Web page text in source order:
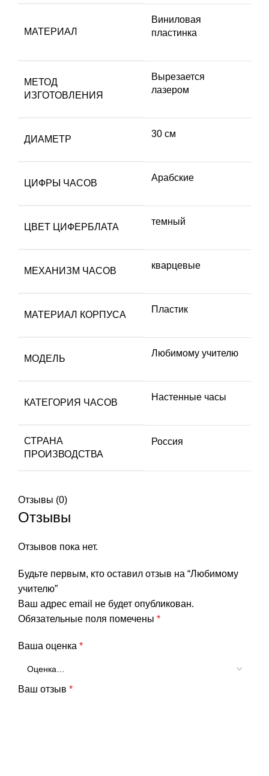
МАТЕРИАЛ
Виниловая
пластинка
МЕТОД
ИЗГОТОВЛЕНИЯ
Вырезается
лазером
ДИАМЕТР
30 см
ЦИФРЫ ЧАСОВ
Арабские
ЦВЕТ ЦИФЕРБЛАТА
темный
МЕХАНИЗМ ЧАСОВ
кварцевые
МАТЕРИАЛ КОРПУСА
Пластик
МОДЕЛЬ
Любимому учителю
КАТЕГОРИЯ ЧАСОВ
Настенные часы
СТРАНА
ПРОИЗВОДСТВА
Россия
Отзывы (0)
Отзывы
Отзывов пока нет.
Будьте первым, кто оставил отзыв на “Любимому
учителю”
Ваш адрес email не будет опубликован.
Обязательные поля помечены *
Ваша оценка *
Ваш отзыв *